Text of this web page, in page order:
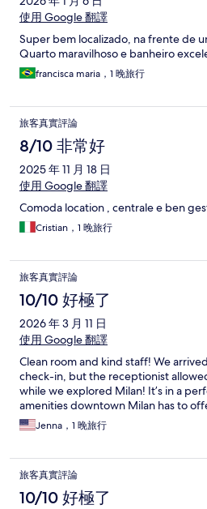
使用 Google 翻譯
Super bem localizado, na frente de
Quarto maravilhoso e banheiro
francisca maria，1 晚旅行
旅客真實評論
8/10 非常好
2025 年 11 月 18 日
使用 Google 翻譯
Comoda location , centrale e ben
Cristian，1 晚旅行
旅客真實評論
10/10 好極了
2026 年 3 月 11 日
使用 Google 翻譯
Clean room and kind staff! We
check-in, but the receptionist
while we explored Milan! It’s in a
amenities downtown Milan has to
Jenna，1 晚旅行
旅客真實評論
10/10 好極了